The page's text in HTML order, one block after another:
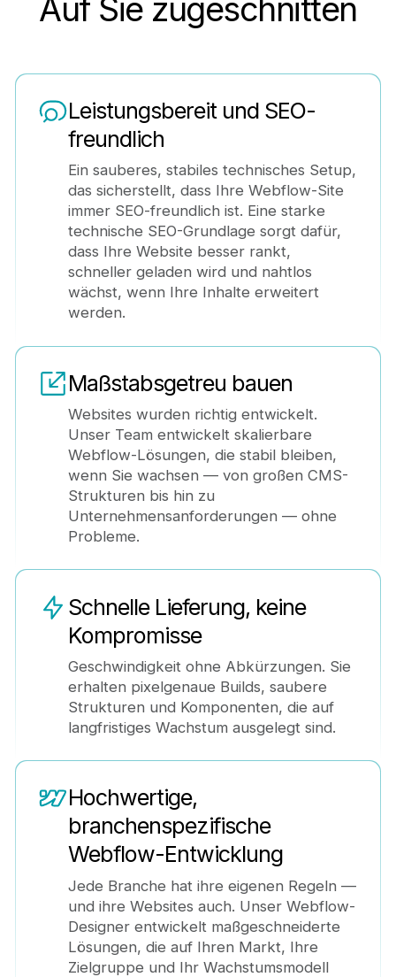
Auf Sie zugeschnitten
Leistungsbereit und SEO-
freundlich
Ein sauberes, stabiles technisches Setup,
das sicherstellt, dass Ihre Webflow-Site
immer SEO-freundlich ist. Eine starke
technische SEO-Grundlage sorgt dafür,
dass Ihre Website besser rankt,
schneller geladen wird und nahtlos
wächst, wenn Ihre Inhalte erweitert
werden.
Maßstabsgetreu bauen
Websites wurden richtig entwickelt.
Unser Team entwickelt skalierbare
Webflow-Lösungen, die stabil bleiben,
wenn Sie wachsen — von großen CMS-
Strukturen bis hin zu
Unternehmensanforderungen — ohne
Probleme.
Schnelle Lieferung, keine
Kompromisse
Geschwindigkeit ohne Abkürzungen. Sie
erhalten pixelgenaue Builds, saubere
Strukturen und Komponenten, die auf
langfristiges Wachstum ausgelegt sind.
Hochwertige,
branchenspezifische
Webflow-Entwicklung
Jede Branche hat ihre eigenen Regeln —
und ihre Websites auch. Unser Webflow-
Designer entwickelt maßgeschneiderte
Lösungen, die auf Ihren Markt, Ihre
Zielgruppe und Ihr Wachstumsmodell